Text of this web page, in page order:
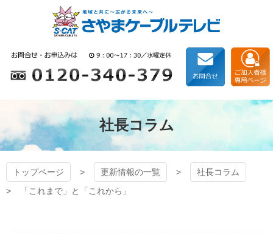
プ
狭山ケーブルテレビ
社長コラム
トップページ 更新情報の一覧
社長コラム
「これまで」と「これから」